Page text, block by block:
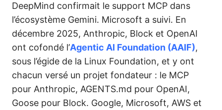
DeepMind confirmait le support MCP dans
l’écosystème Gemini. Microsoft a suivi. En
décembre 2025, Anthropic, Block et OpenAI
ont cofondé l’Agentic AI Foundation (AAIF),
sous l’égide de la Linux Foundation, et y ont
chacun versé un projet fondateur : le MCP
pour Anthropic, AGENTS.md pour OpenAI,
Goose pour Block. Google, Microsoft, AWS et